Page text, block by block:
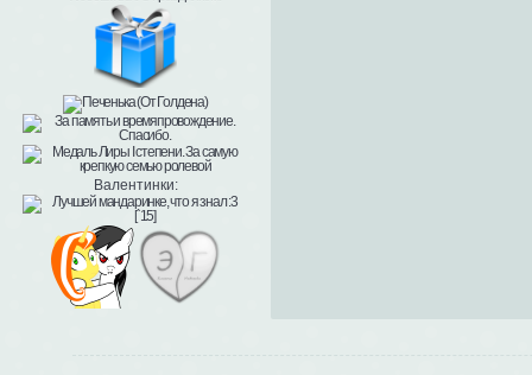
Валентинки: